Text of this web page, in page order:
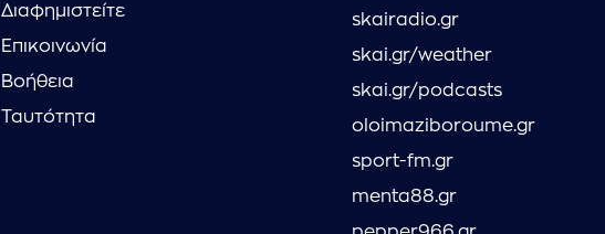
Διαφημιστείτε
Επικοινωνία
Βοήθεια
Ταυτότητα
skairadio.gr
skai.gr/weather
skai.gr/podcasts
oloimaziboroume.gr
sport-fm.gr
menta88.gr